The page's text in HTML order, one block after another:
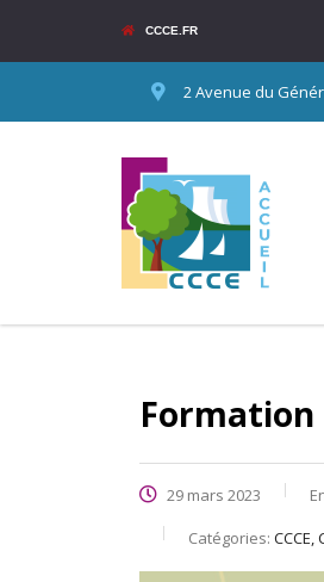
CCCE.FR
2 Avenue du
Formation
29 mars 2023
Catégories: